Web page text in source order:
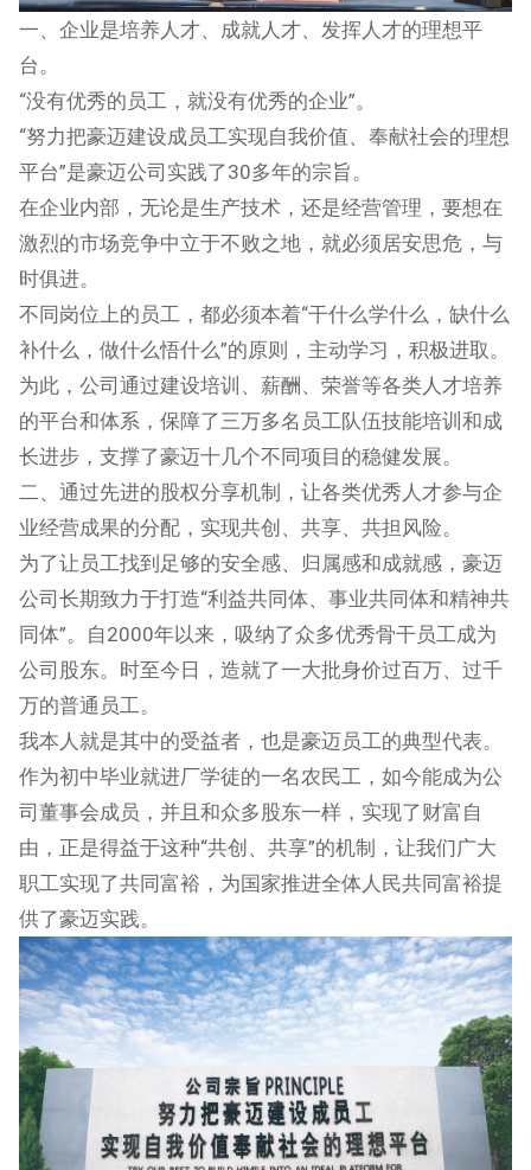
一、企业是培养人才、成就人才、发挥人才的理想平
台。
“没有优秀的员工，就没有优秀的企业”。
“努力把豪迈建设成员工实现自我价值、奉献社会的理想
平台”是豪迈公司实践了30多年的宗旨。
在企业内部，无论是生产技术，还是经营管理，要想在
激烈的市场竞争中立于不败之地，就必须居安思危，与
时俱进。
不同岗位上的员工，都必须本着“干什么学什么，缺什么
补什么，做什么悟什么”的原则，主动学习，积极进取。
为此，公司通过建设培训、薪酬、荣誉等各类人才培养
的平台和体系，保障了三万多名员工队伍技能培训和成
长进步，支撑了豪迈十几个不同项目的稳健发展。
二、通过先进的股权分享机制，让各类优秀人才参与企
业经营成果的分配，实现共创、共享、共担风险。
为了让员工找到足够的安全感、归属感和成就感，豪迈
公司长期致力于打造“利益共同体、事业共同体和精神共
同体”。自2000年以来，吸纳了众多优秀骨干员工成为
公司股东。时至今日，造就了一大批身价过百万、过千
万的普通员工。
我本人就是其中的受益者，也是豪迈员工的典型代表。
作为初中毕业就进厂学徒的一名农民工，如今能成为公
司董事会成员，并且和众多股东一样，实现了财富自
由，正是得益于这种“共创、共享”的机制，让我们广大
职工实现了共同富裕，为国家推进全体人民共同富裕提
供了豪迈实践。